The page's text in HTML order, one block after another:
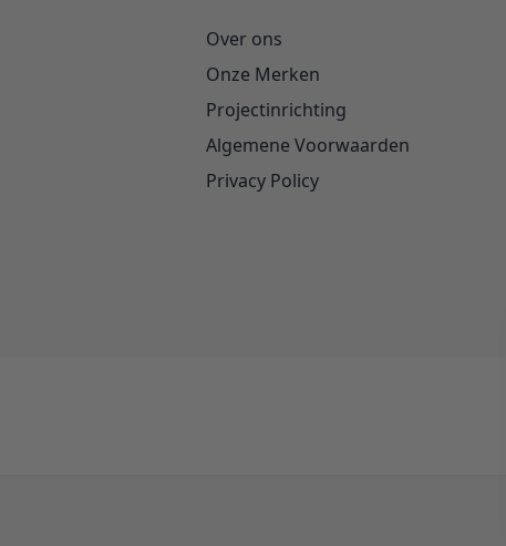
Over ons
Onze Merken
Projectinrichting
Algemene Voorwaarden
Privacy Policy